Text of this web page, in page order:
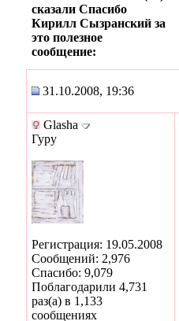
сказали Спасибо
Кирилл Сызранский за
это полезное
сообщение:
31.10.2008, 19:36
Glasha
Гуру
Регистрация: 19.05.2008
Сообщений: 2,976
Спасибо: 9,079
Поблагодарили 4,731
раз(а) в 1,133
сообщениях